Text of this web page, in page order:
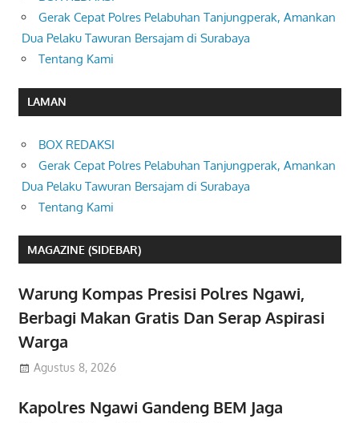
Gerak Cepat Polres Pelabuhan Tanjungperak, Amankan
Dua Pelaku Tawuran Bersajam di Surabaya
Tentang Kami
LAMAN
BOX REDAKSI
Gerak Cepat Polres Pelabuhan Tanjungperak, Amankan
Dua Pelaku Tawuran Bersajam di Surabaya
Tentang Kami
MAGAZINE (SIDEBAR)
Warung Kompas Presisi Polres Ngawi,
Berbagi Makan Gratis Dan Serap Aspirasi
Warga
Agustus 8, 2026
Kapolres Ngawi Gandeng BEM Jaga